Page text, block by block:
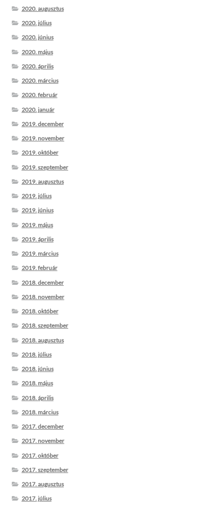
2020. augusztus
2020. július
2020. június
2020. május
2020. április
2020. március
2020. február
2020. január
2019. december
2019. november
2019. október
2019. szeptember
2019. augusztus
2019. július
2019. június
2019. május
2019. április
2019. március
2019. február
2018. december
2018. november
2018. október
2018. szeptember
2018. augusztus
2018. július
2018. június
2018. május
2018. április
2018. március
2017. december
2017. november
2017. október
2017. szeptember
2017. augusztus
2017. július